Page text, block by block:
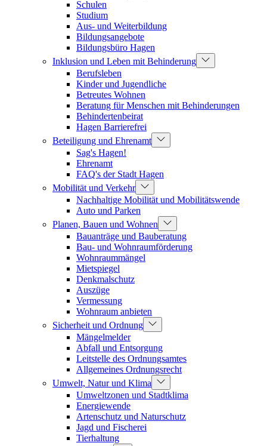
Schulen
Studium
Aus- und Weiterbildung
Bildungsangebote
Bildungsbüro Hagen
Inklusion und Leben mit Behinderung
Berufsleben
Kinder und Jugendliche
Betreutes Wohnen
Beratung für Menschen mit Behinderungen
Behindertenbeirat
Hagen Barrierefrei
Beteiligung und Ehrenamt
Sag's Hagen!
Ehrenamt
FAQ's der Stadt Hagen
Mobilität und Verkehr
Nachhaltige Mobilität und Mobilitätswende
Auto und Parken
Planen, Bauen und Wohnen
Bauanträge und Bauberatung
Bau- und Wohnraumförderung
Wohnraummängel
Mietspiegel
Denkmalschutz
Auszüge
Vermessung
Wohnraum anbieten
Sicherheit und Ordnung
Mängelmelder
Abfall und Entsorgung
Leitstelle des Ordnungsamtes
Allgemeines Ordnungsrecht
Umwelt, Natur und Klima
Umweltzonen und Stadtklima
Energiewende
Artenschutz und Naturschutz
Jagd und Fischerei
Tierhaltung